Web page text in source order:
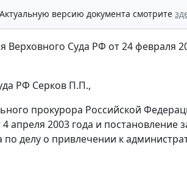
Актуальную версию документа смотрите
Верховного Суда РФ от 24 февраля
РФ Серков П.П.,
прокурора Российской
апреля 2003 года и постановление
по делу о привлечении к